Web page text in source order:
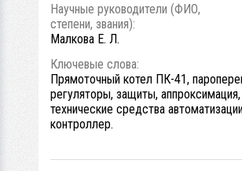
Научные руководители (ФИО,
степени, звания):
Малкова Е. Л.
Ключевые слова:
Прямоточный котел ПК-41,
регуляторы, защиты,
технические средства
контроллер.